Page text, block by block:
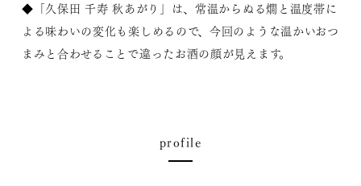
◆「久保田 千寿 秋あがり」は、常温からぬる燗と温度帯に
よる味わいの変化も楽しめるので、今回のような温かいおつ
まみと合わせることで違ったお酒の顔が見えます。
profile